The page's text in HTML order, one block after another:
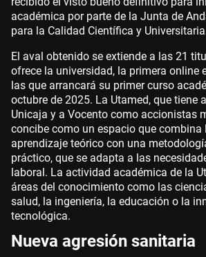
académica por parte de la Junta de
para la Calidad Científica y
El aval obtenido se extiende a las 21
ofrece la universidad, la primera online
las que arrancará su primer curso
octubre de 2025. La Utamed, que tiene
Unicaja y a Vocento como accionistas
concibe como un espacio que combina
aprendizaje teórico con una
práctico, que se adapta a las
laboral. La actividad académica de la
áreas del conocimiento como las
salud, la ingeniería, la educación o la
tecnológica.
Nueva agresión sanitaria